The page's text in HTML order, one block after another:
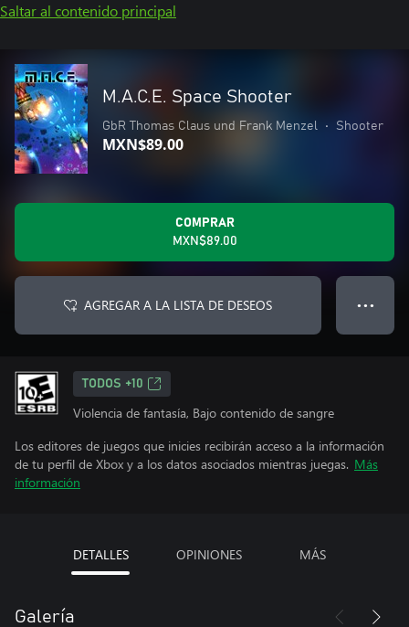
Saltar al contenido principal
M.A.C.E. Space Shooter
GbR Thomas Claus und Frank Menzel • Shooter
MXN$89.00
COMPRAR
MXN$89.00
AGREGAR A LA LISTA DE DESEOS ● ● ●
TODOS +10
Violencia de fantasía, Bajo contenido de sangre
Los editores de juegos que inicies recibirán acceso a la información
de tu perfil de Xbox y a los datos asociados mientras juegas. Más
información
DETALLES OPINIONES MÁS
Galería